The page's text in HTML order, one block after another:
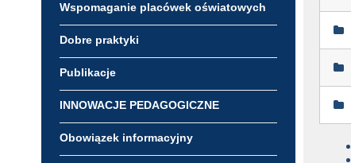
Wspomaganie placówek oświatowych
Dobre praktyki
Publikacje
INNOWACJE PEDAGOGICZNE
Obowiązek informacyjny